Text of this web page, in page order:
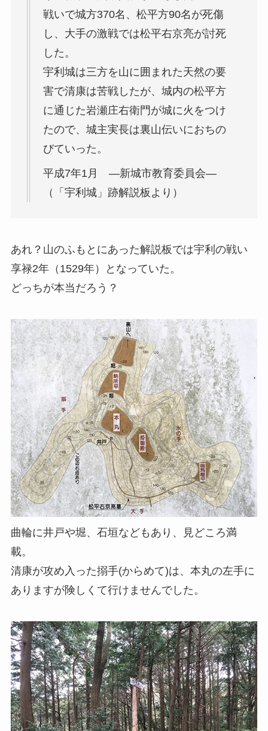
戦いで城方370名、松平方90名が死傷
し、大手の激戦では松平右京亮が討死
した。
宇利城は三方を山に囲まれた天然の要
害で清康は苦戦したが、城内の松平方
に通じた岩瀬庄右衛門が城に火をつけ
たので、城主実長は裏山伝いにおちの
びていった。
平成7年1月 ―新城市教育委員会―
（「宇利城」跡解説板より）
あれ？山のふもとにあった解説板では宇利の戦い
享禄2年（1529年）となっていた。
どっちが本当だろう？
曲輪に井戸や堀、石垣などもあり、見どころ満
載。
清康が攻め入った搦手(からめて)は、本丸の左手に
ありますが険しくて行けませんでした。